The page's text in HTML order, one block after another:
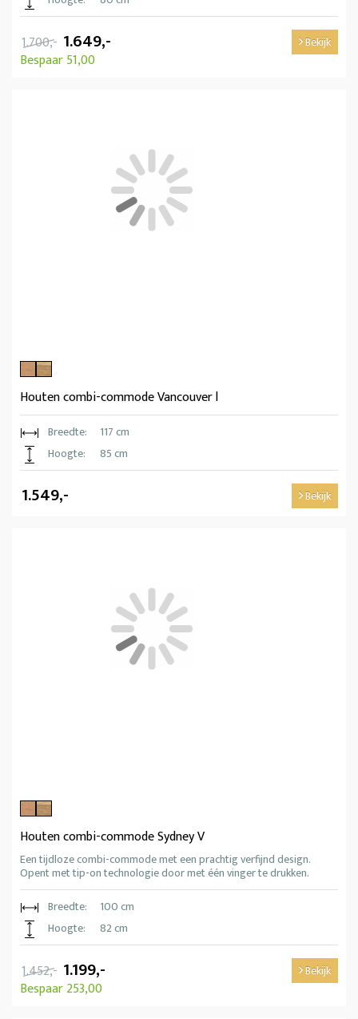
1.700,- 1.649,-
Bespaar 51,00
Bekijk
Houten combi-commode Vancouver l
Breedte:
117 cm
Hoogte:
85 cm
1.549,- Bekijk
Houten combi-commode Sydney V
Een tijdloze combi-commode met een prachtig verfijnd design.
Opent met tip-on technologie door met één vinger te drukken.
Breedte:
100 cm
Hoogte:
82 cm
1.452,- 1.199,-
Bespaar 253,00
Bekijk